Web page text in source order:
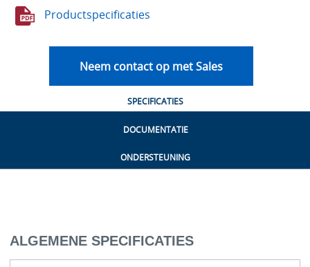
Productspecificaties
Neem contact op met Sales
SPECIFICATIES
DOCUMENTATIE
ONDERSTEUNING
ALGEMENE SPECIFICATIES